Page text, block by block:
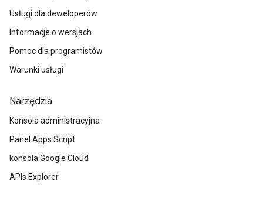
Usługi dla deweloperów
Informacje o wersjach
Pomoc dla programistów
Warunki usługi
Narzędzia
Konsola administracyjna
Panel Apps Script
konsola Google Cloud
APIs Explorer